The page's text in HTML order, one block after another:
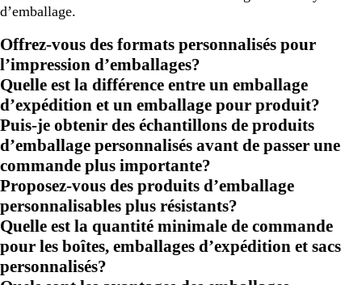
d’emballage.
Offrez-vous des formats personnalisés pour
l’impression d’emballages?
Quelle est la différence entre un emballage
d’expédition et un emballage pour produit?
Puis-je obtenir des échantillons de produits
d’emballage personnalisés avant de passer une
commande plus importante?
Proposez-vous des produits d’emballage
personnalisables plus résistants?
Quelle est la quantité minimale de commande
pour les boîtes, emballages d’expédition et sacs
personnalisés?